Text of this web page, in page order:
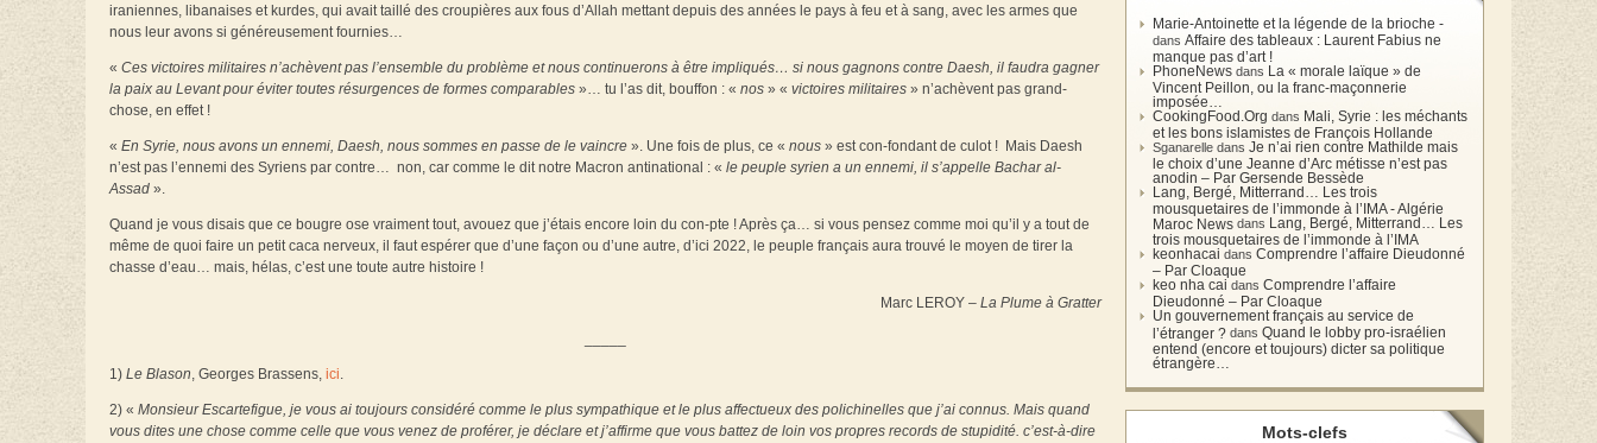
iraniennes, libanaises et kurdes, qui avait taillé des croupières aux fous d’Allah mettant depuis des années le pays à feu et à sang, avec les armes que
nous leur avons si généreusement fournies…
« Ces victoires militaires n’achèvent pas l’ensemble du problème et nous continuerons à être impliqués… si nous gagnons contre Daesh, il faudra gagner
la paix au Levant pour éviter toutes résurgences de formes comparables »… tu l’as dit, bouffon : « nos » « victoires militaires » n’achèvent pas grand-
chose, en effet !
« En Syrie, nous avons un ennemi, Daesh, nous sommes en passe de le vaincre ». Une fois de plus, ce « nous » est con-fondant de culot ! Mais Daesh
n’est pas l’ennemi des Syriens par contre… non, car comme le dit notre Macron antinational : « le peuple syrien a un ennemi, il s’appelle Bachar al-
Assad ».
Quand je vous disais que ce bougre ose vraiment tout, avouez que j’étais encore loin du con-pte ! Après ça… si vous pensez comme moi qu’il y a tout de
même de quoi faire un petit caca nerveux, il faut espérer que d’une façon ou d’une autre, d’ici 2022, le peuple français aura trouvé le moyen de tirer la
chasse d’eau… mais, hélas, c’est une toute autre histoire !
Marc LEROY – La Plume à Gratter
1) Le Blason, Georges Brassens, ici.
2) « Monsieur Escartefigue, je vous ai toujours considéré comme le plus sympathique et le plus affectueux des polichinelles que j’ai connus. Mais quand
vous dites une chose comme celle que vous venez de proférer, je déclare et j’affirme que vous battez de loin vos propres records de stupidité. c’est-à-dire
Marie-Antoinette et la légende de la brioche -
dans Affaire des tableaux : Laurent Fabius ne
manque pas d’art !
PhoneNews dans La « morale laïque » de
Vincent Peillon, ou la franc-maçonnerie
imposée…
CookingFood.Org dans Mali, Syrie : les méchants
et les bons islamistes de François Hollande
Sganarelle dans Je n’ai rien contre Mathilde mais
le choix d’une Jeanne d’Arc métisse n’est pas
anodin – Par Gersende Bessède
Lang, Bergé, Mitterrand… Les trois
mousquetaires de l’immonde à l’IMA - Algérie
Maroc News dans Lang, Bergé, Mitterrand… Les
trois mousquetaires de l’immonde à l’IMA
keonhacai dans Comprendre l’affaire Dieudonné
– Par Cloaque
keo nha cai dans Comprendre l’affaire
Dieudonné – Par Cloaque
Un gouvernement français au service de
l’étranger ? dans Quand le lobby pro-israélien
entend (encore et toujours) dicter sa politique
étrangère…
Mots-clefs